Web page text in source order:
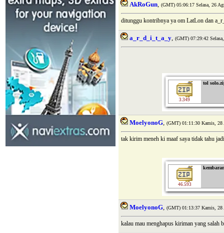
AkRoGun, (GMT) 05:06:17 Selasa, 26
ditunggu kontribnya ya om LatLon dan
a_r_d_i_t_a_y, (GMT) 07:29:42
3.349
tol
MoelyonoG, (GMT) 01:11:30 Kamis, 28
tak kirim meneh ki maaf saya tidak tahu
46.593
MoelyonoG, (GMT) 01:13:37 Kamis, 28
kalau mau menghapus kiriman yang salah